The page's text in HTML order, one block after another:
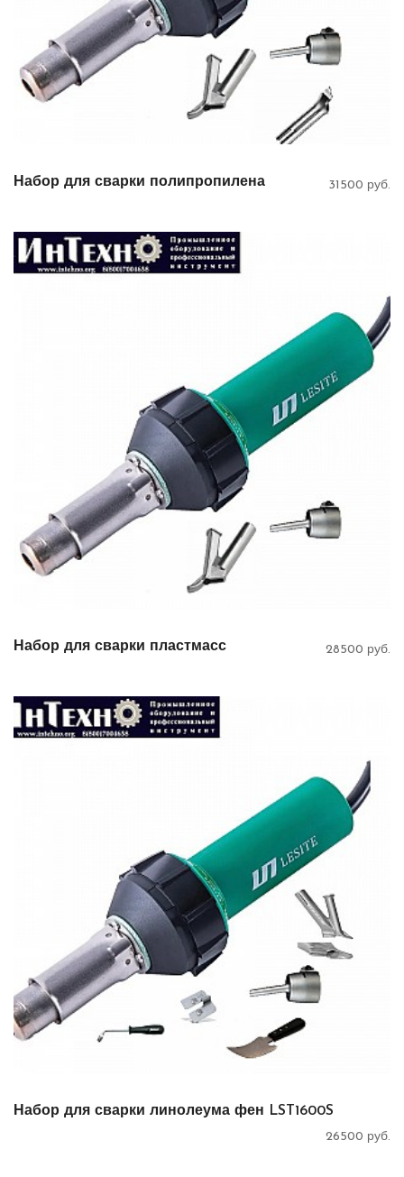
Набор для сварки полипропилена 31500 руб.
Набор для сварки пластмасс 28500 руб.
Набор для сварки линолеума фен LST1600S
26500 руб.